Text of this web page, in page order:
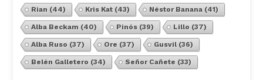
Rian (44) Kris Kat(43) Néstor Banana(41)
Alba Beckam (40) Pinós(39) Lillo (37)
Alba Ruso (37) Ore (37) Gusvil(36)
Belén Galletero (34) Señor Cañete (33)